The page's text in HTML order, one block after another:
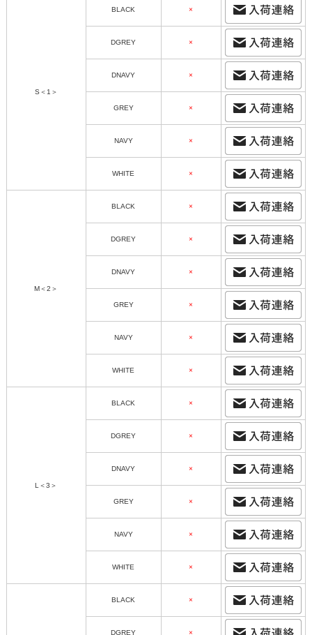
S＜1＞
BLACK ×
DGREY ×
DNAVY ×
GREY ×
NAVY ×
WHITE ×
M＜2＞
BLACK ×
DGREY ×
DNAVY ×
GREY ×
NAVY ×
WHITE ×
L＜3＞
BLACK ×
DGREY ×
DNAVY ×
GREY ×
NAVY ×
WHITE ×
BLACK ×
DGREY ×